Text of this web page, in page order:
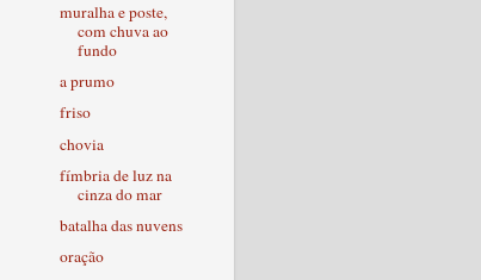
muralha e poste,
com chuva ao
fundo
a prumo
friso
chovia
fímbria de luz na
cinza do mar
batalha das nuvens
oração